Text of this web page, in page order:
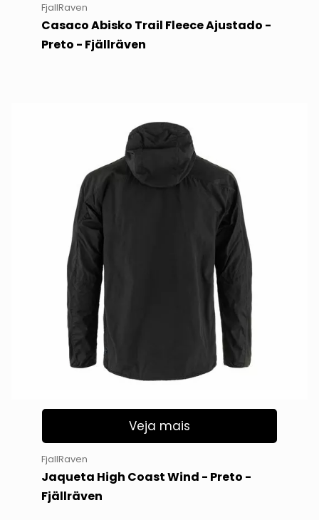
FjallRaven
Casaco Abisko Trail Fleece Ajustado -
Preto - Fjällräven
Veja mais
FjallRaven
Jaqueta High Coast Wind - Preto -
Fjällräven